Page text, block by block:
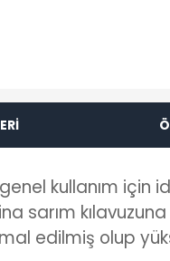
kullanım için
sarım
edilmiş olup